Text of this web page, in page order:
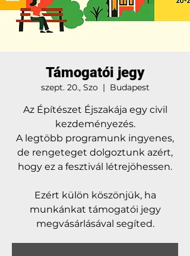
Támogatói jegy
szept. 20., Szo
  |
Budapest
Az Építészet Éjszakája egy civil
kezdeményezés.
A legtöbb programunk ingyenes,
de rengeteget dolgoztunk azért,
hogy ez a fesztivál létrejöhessen.
Ezért külön köszönjük, ha
munkánkat támogatói jegy
megvásárlásával segíted.